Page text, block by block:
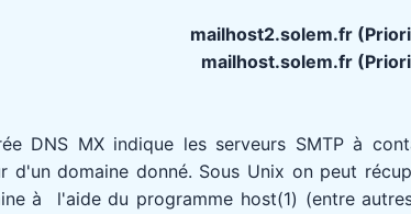
mailhost2.solem.fr
mailhost.solem.fr
DNS MX indique les serveurs SMTP à
d'un domaine donné. Sous Unix on peut
à l'aide du programme host(1) (entre